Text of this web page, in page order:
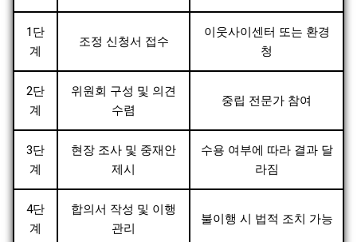
1단
계
조정 신청서 접수
이웃사이센터 또는 환경
청
2단
계
위원회 구성 및 의견
수렴
중립 전문가 참여
3단
계
현장 조사 및 중재안
제시
수용 여부에 따라 결과 달
라짐
4단
계
합의서 작성 및 이행
관리
불이행 시 법적 조치 가능